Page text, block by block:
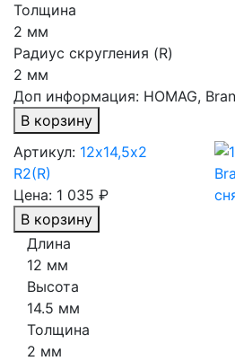
Толщина
2 мм
Радиус скругления (R)
2 мм
Доп информация: HOMAG,
В корзину
Артикул: 12х14,5х2
R2(R)
Цена: 1 035 ₽
В корзину
Длина
12 мм
Высота
14.5 мм
Толщина
2 мм